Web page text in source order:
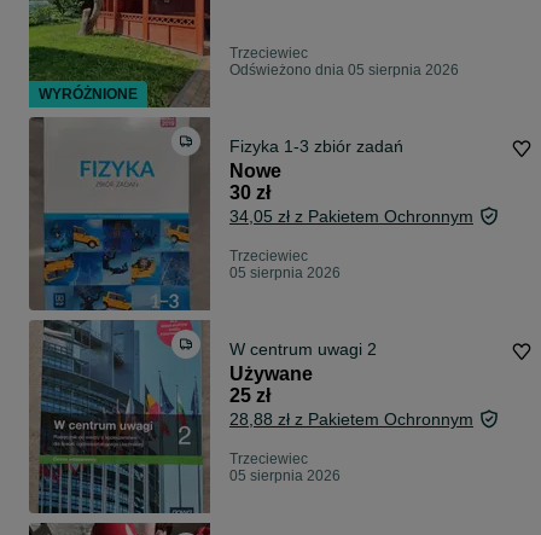
Trzeciewiec
Odświeżono dnia 05 sierpnia 2026
Fizyka 1-3 zbiór zadań
Nowe
30 zł
34,05 zł z Pakietem Ochronnym
Trzeciewiec
05 sierpnia 2026
W centrum uwagi 2
Używane
25 zł
28,88 zł z Pakietem Ochronnym
Trzeciewiec
05 sierpnia 2026
WYRÓŻNIONE